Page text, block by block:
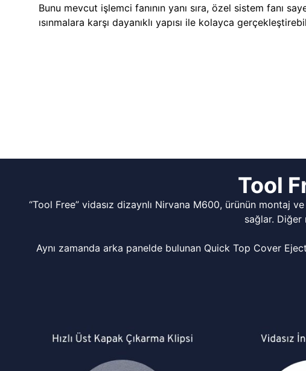
Bunu mevcut işlemci fanının yanı sıra, özel sistem fanı
ısınmalara karşı dayanıklı yapısı ile kolayca
Tool
“Tool Free” vidasız dizaynlı Nirvana M600, ürünün montaj
sağlar. Diğer
Aynı zamanda arka panelde bulunan Quick Top Cover